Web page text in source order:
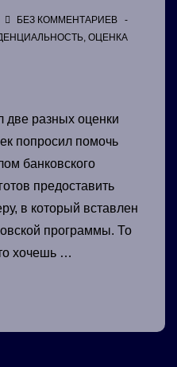
БЕЗ КОММЕНТАРИЕВ
, ОЦЕНКА
две разных оценки
попросил помочь
банковского
предоставить
в который вставлен
программы. То
хочешь …